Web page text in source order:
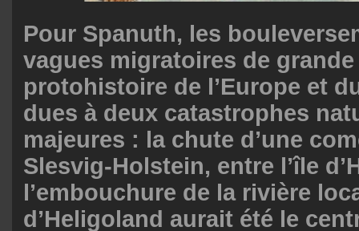
Pour Spanuth, les
vagues migratoires de
protohistoire de l’Europe et
dues à deux catastrophes
majeures : la chute d’une
Slesvig-Holstein, entre l’île
l’embouchure de la rivière
d’Heligoland aurait été le